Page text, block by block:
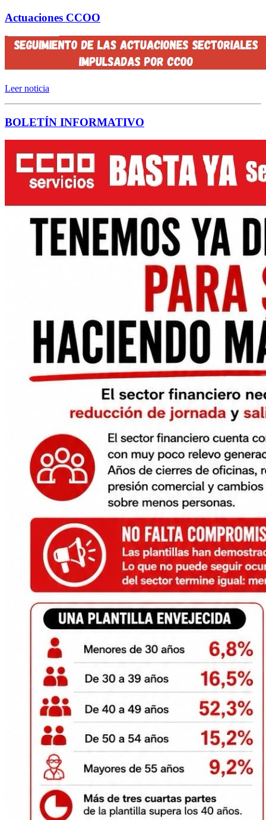
Actuaciones CCOO
Leer noticia
BOLETÍN INFORMATIVO